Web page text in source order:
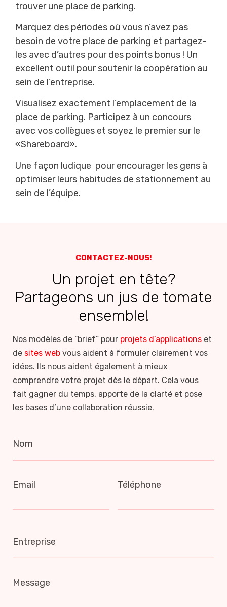
trouver une place de parking.
Marquez des périodes où vous n’avez pas
besoin de votre place de parking et partagez-
les avec d’autres pour des points bonus ! Un
excellent outil pour soutenir la coopération au
sein de l’entreprise.
Visualisez exactement l’emplacement de la
place de parking. Participez à un concours
avec vos collègues et soyez le premier sur le
«Shareboard».
Une façon ludique pour encourager les gens à
optimiser leurs habitudes de stationnement au
sein de l’équipe.
CONTACTEZ-NOUS!
Un projet en tête?
Partageons un jus de tomate
ensemble!
Nos modèles de “brief” pour projets d’applications et
de sites web vous aident à formuler clairement vos
idées. Ils nous aident également à mieux
comprendre votre projet dès le départ. Cela vous
fait gagner du temps, apporte de la clarté et pose
les bases d’une collaboration réussie.
Nom
Email Téléphone
Entreprise
Message